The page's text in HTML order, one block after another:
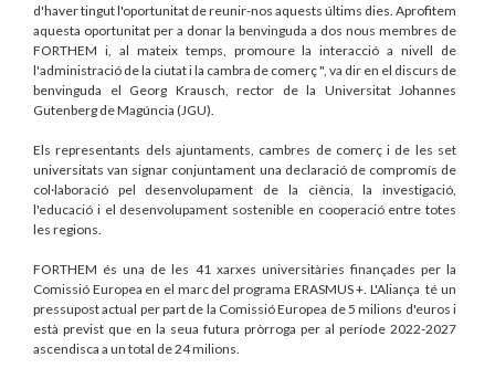
d'haver tingut l'oportunitat de reunir-nos aquests últims dies. Aprofitem
aquesta oportunitat per a donar la benvinguda a dos nous membres de
FORTHEM i, al mateix temps, promoure la interacció a nivell de
l'administració de la ciutat i la cambra de comerç ", va dir en el discurs de
benvinguda el Georg Krausch, rector de la Universitat Johannes
Gutenberg de Magúncia (JGU).
Els representants dels ajuntaments, cambres de comerç i de les set
universitats van signar conjuntament una declaració de compromís de
col·laboració pel desenvolupament de la ciència, la investigació,
l'educació i el desenvolupament sostenible en cooperació entre totes
les regions.
FORTHEM és una de les 41 xarxes universitàries finançades per la
Comissió Europea en el marc del programa ERASMUS +. L'Aliança té un
pressupost actual per part de la Comissió Europea de 5 milions d'euros i
està previst que en la seua futura pròrroga per al període 2022-2027
ascendisca a un total de 24 milions.